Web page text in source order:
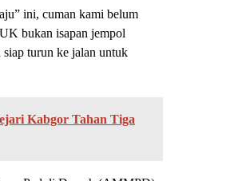
ini, cuman kami belum
bukan isapan jempol
turun ke jalan untuk
Kabgor Tahan Tiga